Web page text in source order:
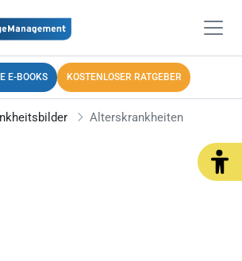
E-BOOKS KOSTENLOSER RATGEBER
Alterskrankheiten